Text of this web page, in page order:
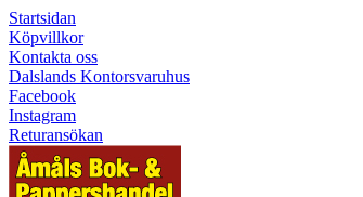
Startsidan
Köpvillkor
Kontakta oss
Dalslands Kontorsvaruhus
Facebook
Instagram
Returansökan